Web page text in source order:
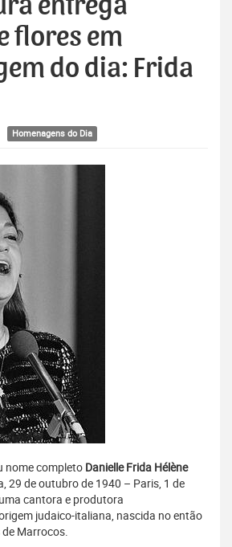
entrega
flores em
do dia: Frida
Homenagens do Dia
nome completo Danielle Frida Hélène
29 de outubro de 1940 – Paris, 1 de
cantora e produtora
judaico-italiana, nascida no então
Marrocos.